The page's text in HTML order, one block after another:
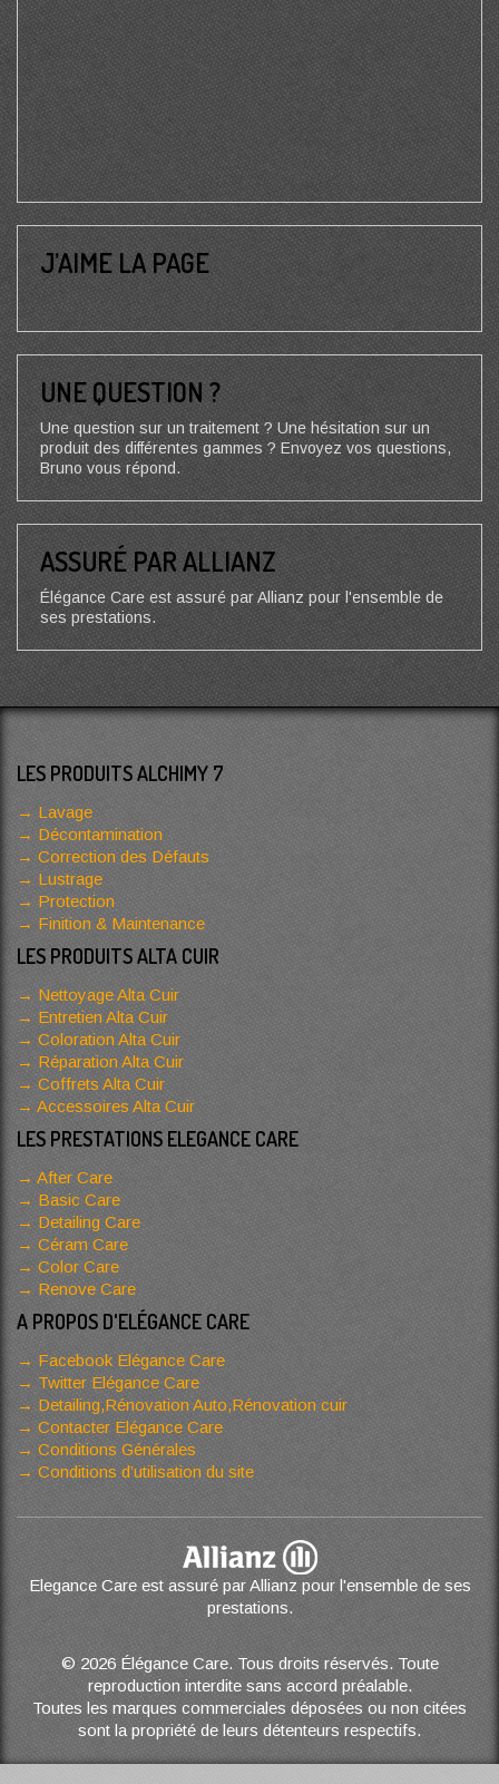
J’AIME LA PAGE
UNE QUESTION ?
Une question sur un traitement ? Une hésitation sur un
produit des différentes gammes ? Envoyez vos questions,
Bruno vous répond.
ASSURÉ PAR ALLIANZ
Élégance Care est assuré par Allianz pour l'ensemble de
ses prestations.
LES PRODUITS ALCHIMY 7
Lavage
Décontamination
Correction des Défauts
Lustrage
Protection
Finition & Maintenance
LES PRODUITS ALTA CUIR
Nettoyage Alta Cuir
Entretien Alta Cuir
Coloration Alta Cuir
Réparation Alta Cuir
Coffrets Alta Cuir
Accessoires Alta Cuir
LES PRESTATIONS ELEGANCE CARE
After Care
Basic Care
Detailing Care
Céram Care
Color Care
Renove Care
A PROPOS D'ELÉGANCE CARE
Facebook Elégance Care
Twitter Elégance Care
Detailing,Rénovation Auto,Rénovation cuir
Contacter Elégance Care
Conditions Générales
Conditions d’utilisation du site
Elegance Care est assuré par Allianz pour l'ensemble de ses
prestations.
© 2026 Élégance Care. Tous droits réservés. Toute
reproduction interdite sans accord préalable.
Toutes les marques commerciales déposées ou non citées
sont la propriété de leurs détenteurs respectifs.